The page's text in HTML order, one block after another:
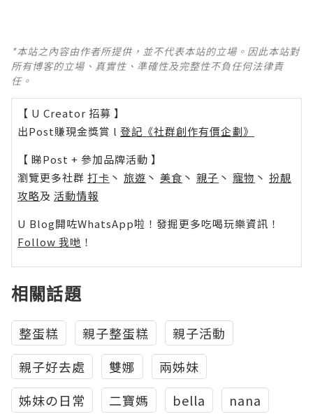
*本站之內容由作者所提供，並不代表本站的立場。因此本站對
所有博客的立場、真實性、準確性及完整性不負任何法律責
任。
【 U Creator 招募 】
出Post賺現金獎賞 l 登記《社群創作有價企劃》
【 睇Post + 參加品牌活動 】
瀏覽更多社群 打卡 丶 旅遊 丶 美食 丶 親子 丶 寵物 丶 扮靚
攻略及 活動情報
U Blog開咗WhatsApp啦！發掘更多吃喝玩樂資訊！
Follow 我哋 ！
相關話題
整蛋糕 親子整蛋糕
親子活動
親子好去處
雙娜
兩姊妹
姊妹の日常
二寶媽 bella nana